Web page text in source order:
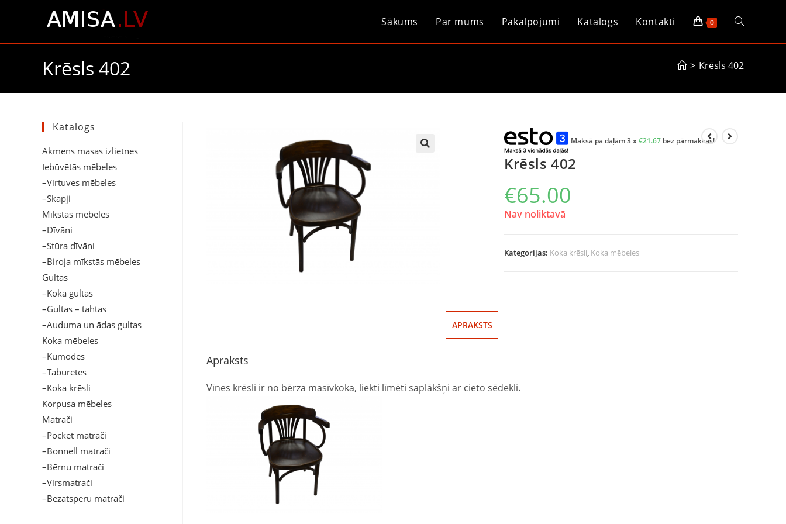
Sākums Par mums Pakalpojumi Katalogs Kontakti 0
Krēsls 402 > Krēsls 402
Maksā pa daļām 3 x€21.67 bez pārmaksas!
Krēsls 402
€65.00
Nav noliktavā
Kategorijas: Koka krēsli, Koka mēbeles
APRAKSTS
Apraksts
Vīnes krēsli ir no bērza masīvkoka, liekti līmēti saplākšņi ar cieto sēdekli.
Katalogs
Akmens masas izlietnes
Iebūvētās mēbeles
–Virtuves mēbeles
–Skapji
Mīkstās mēbeles
–Dīvāni
–Stūra dīvāni
–Biroja mīkstās mēbeles
Gultas
–Koka gultas
–Gultas – tahtas
–Auduma un ādas gultas
Koka mēbeles
–Kumodes
–Taburetes
–Koka krēsli
Korpusa mēbeles
Matrači
–Pocket matrači
–Bonnell matrači
–Bērnu matrači
–Virsmatrači
–Bezatsperu matrači